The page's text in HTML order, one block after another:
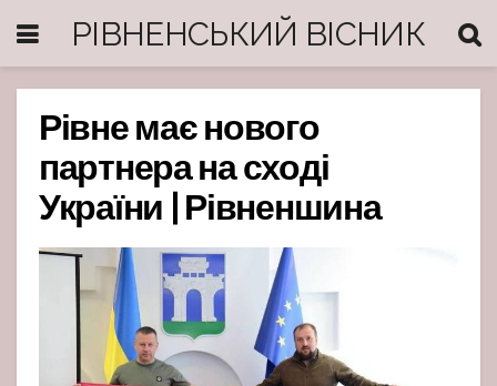
РІВНЕНСЬКИЙ ВІСНИК
Рівне має нового
партнера на сході
України | Рівненшина